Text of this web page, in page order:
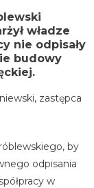
władze
nie odpisały
budowy
zastępca
by
odpisania
w